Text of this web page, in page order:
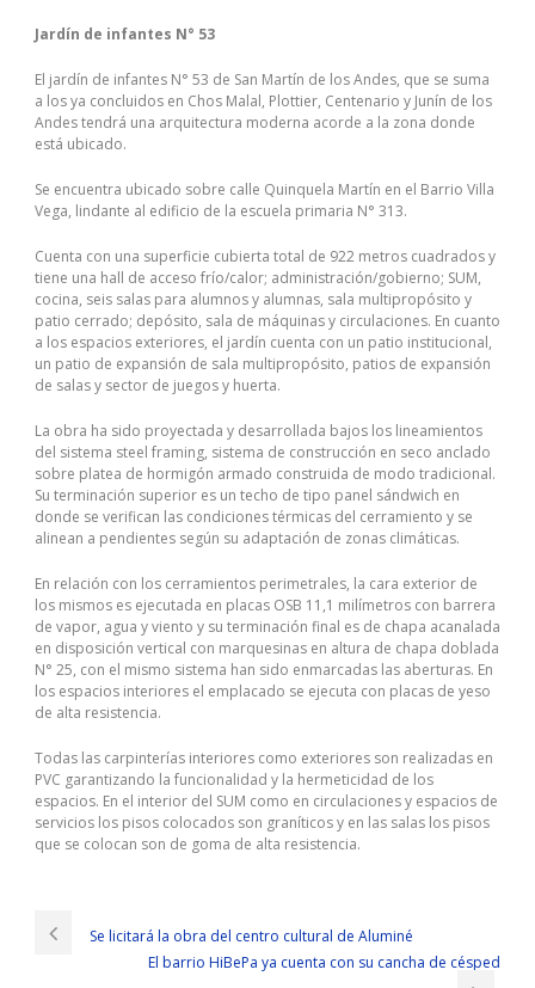
Jardín de infantes N° 53
El jardín de infantes N° 53 de San Martín de los Andes, que se suma
a los ya concluidos en Chos Malal, Plottier, Centenario y Junín de los
Andes tendrá una arquitectura moderna acorde a la zona donde
está ubicado.
Se encuentra ubicado sobre calle Quinquela Martín en el Barrio Villa
Vega, lindante al edificio de la escuela primaria N° 313.
Cuenta con una superficie cubierta total de 922 metros cuadrados y
tiene una hall de acceso frío/calor; administración/gobierno; SUM,
cocina, seis salas para alumnos y alumnas, sala multipropósito y
patio cerrado; depósito, sala de máquinas y circulaciones. En cuanto
a los espacios exteriores, el jardín cuenta con un patio institucional,
un patio de expansión de sala multipropósito, patios de expansión
de salas y sector de juegos y huerta.
La obra ha sido proyectada y desarrollada bajos los lineamientos
del sistema steel framing, sistema de construcción en seco anclado
sobre platea de hormigón armado construida de modo tradicional.
Su terminación superior es un techo de tipo panel sándwich en
donde se verifican las condiciones térmicas del cerramiento y se
alinean a pendientes según su adaptación de zonas climáticas.
En relación con los cerramientos perimetrales, la cara exterior de
los mismos es ejecutada en placas OSB 11,1 milímetros con barrera
de vapor, agua y viento y su terminación final es de chapa acanalada
en disposición vertical con marquesinas en altura de chapa doblada
N° 25, con el mismo sistema han sido enmarcadas las aberturas. En
los espacios interiores el emplacado se ejecuta con placas de yeso
de alta resistencia.
Todas las carpinterías interiores como exteriores son realizadas en
PVC garantizando la funcionalidad y la hermeticidad de los
espacios. En el interior del SUM como en circulaciones y espacios de
servicios los pisos colocados son graníticos y en las salas los pisos
que se colocan son de goma de alta resistencia.
Se licitará la obra del centro cultural de Aluminé
El barrio HiBePa ya cuenta con su cancha de césped